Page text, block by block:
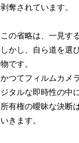
剥奪されています。
この省略は、一見す
しかし、自ら道を選
物です。
かつてフィルムカメ
ジタルな即時性の中
所有権の曖昧な決断
いきます。